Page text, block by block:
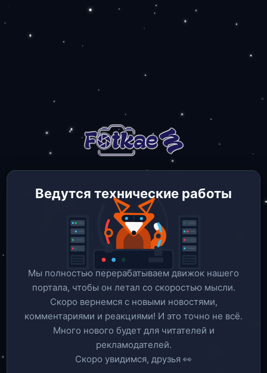
Ведутся технические работы
Мы полностью перерабатываем движок нашего
портала, чтобы он летал со скоростью мысли.
Скоро вернемся c новыми новостями,
комментариями и реакциями! И это точно не всё.
Много нового будет для читателей и
рекламодателей.
Скоро увидимся, друзья 👀